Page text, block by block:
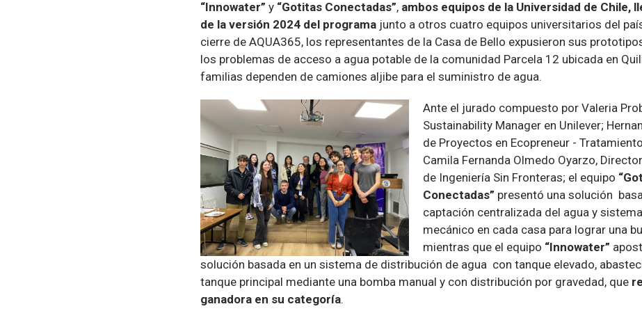
“Innowater” y “Gotitas Conectadas”, ambos equipos de la Universidad de Chile,
de la versión 2024 del programa junto a otros cuatro equipos universitarios del
cierre de AQUA365, los representantes de la Casa de Bello expusieron sus
los problemas de acceso a agua potable de la comunidad Parcela 12 ubicada en
familias dependen de camiones aljibe para el suministro de agua.
Ante el jurado compuesto por Valeria
Sustainability Manager en Unilever;
de Proyectos en Ecopreneur -
Camila Fernanda Olmedo Oyarzo,
de Ingeniería Sin Fronteras; el equipo
Conectadas” presentó una solución
captación centralizada del agua y
mecánico en cada casa para lograr una
mientras que el equipo “Innowater”
solución basada en un sistema de distribución de agua con tanque elevado,
tanque principal mediante una bomba manual y con distribución por gravedad, que
ganadora en su categoría.